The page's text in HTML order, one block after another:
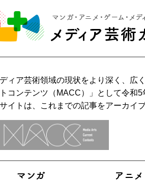
ディア芸術領域の現状をより深く、広
コンテンツ（MACC）」として令和
イトは、これまでの記事をアーカイ